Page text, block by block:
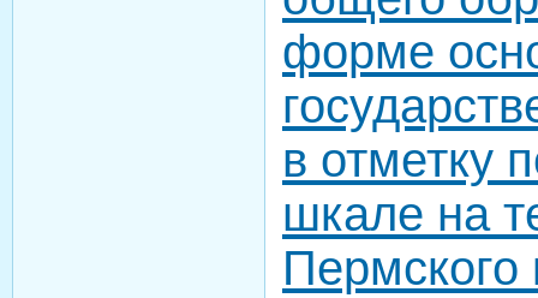
форме
в отметку
шкале на
Пермского